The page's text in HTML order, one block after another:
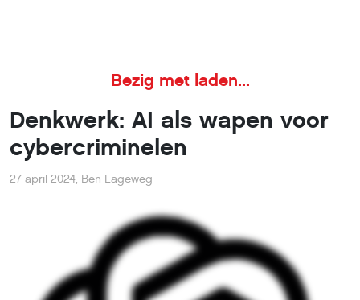
Ben Lageweg